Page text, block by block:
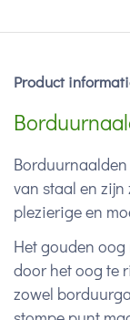
Product
van staal en
plezierige en
Het gouden
door het oog te
zowel